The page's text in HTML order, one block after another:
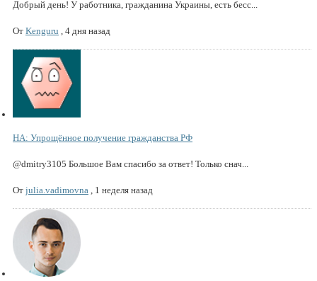
Добрый день! У работника, гражданина Украины, есть бесс...
От Kenguru 4 дня назад
НА: Упрощённое получение гражданства РФ
@dmitry3105 Большое Вам спасибо за ответ! Только снач...
От julia.vadimovna 1 неделя назад